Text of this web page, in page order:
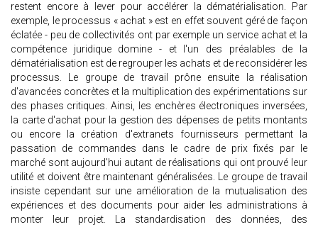
restent encore à lever pour accélérer la dématérialisation. Par
exemple, le processus « achat » est en effet souvent géré de façon
éclatée - peu de collectivités ont par exemple un service achat et la
compétence juridique domine - et l'un des préalables de la
dématérialisation est de regrouper les achats et de reconsidérer les
processus. Le groupe de travail prône ensuite la réalisation
d'avancées concrètes et la multiplication des expérimentations sur
des phases critiques. Ainsi, les enchères électroniques inversées,
la carte d'achat pour la gestion des dépenses de petits montants
ou encore la création d'extranets fournisseurs permettant la
passation de commandes dans le cadre de prix fixés par le
marché sont aujourd'hui autant de réalisations qui ont prouvé leur
utilité et doivent être maintenant généralisées. Le groupe de travail
insiste cependant sur une amélioration de la mutualisation des
expériences et des documents pour aider les administrations à
monter leur projet. La standardisation des données, des